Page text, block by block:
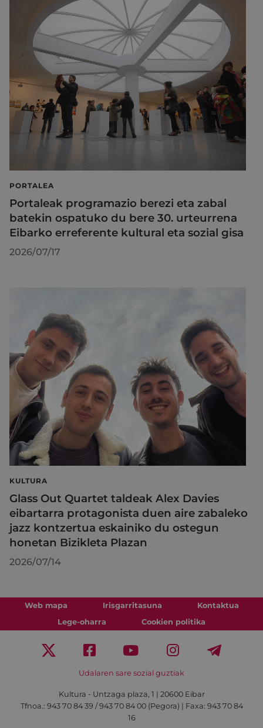
PORTALEA
Portaleak programazio berezi eta zabal
batekin ospatuko du bere 30. urteurrena
Eibarko erreferente kultural eta sozial gisa
2026/07/17
KULTURA
Glass Out Quartet taldeak Alex Davies
eibartarra protagonista duen aire zabaleko
jazz kontzertua eskainiko du ostegun
honetan Bizikleta Plazan
2026/07/14
Web mapa Irisgarritasuna
Kontaktua
Lege-oharra
Cookien politika
Udalaren sare sozial guztiak
Kultura - Untzaga plaza, 1 | 20600 Eibar
Tfnoa.: 943 70 84 39 / 943 70 84 00 (Pegora) | Faxa: 943 70 84
16